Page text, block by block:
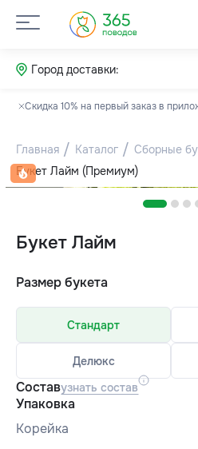
Город доставки:
Скидка 10% на первый заказ в
Главная Каталог Сборные
Букет Лайм (Премиум)
Букет Лайм
Размер букета
Стандарт
Делюкс
Составузнать состав
Упаковка
Корейка